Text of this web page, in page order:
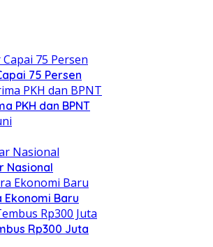
75 Persen
PKH dan BPNT
Nasional
Ekonomi Baru
Rp300 Juta